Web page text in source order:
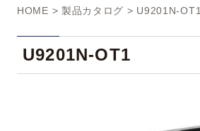
HOME > 製品カタログ > U9201N-OT1
U9201N-OT1